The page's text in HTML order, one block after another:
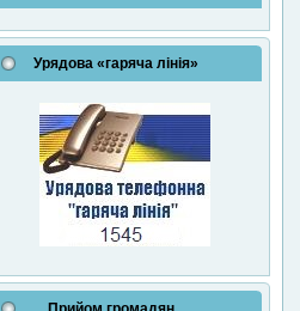
Урядова «гаряча лінія»